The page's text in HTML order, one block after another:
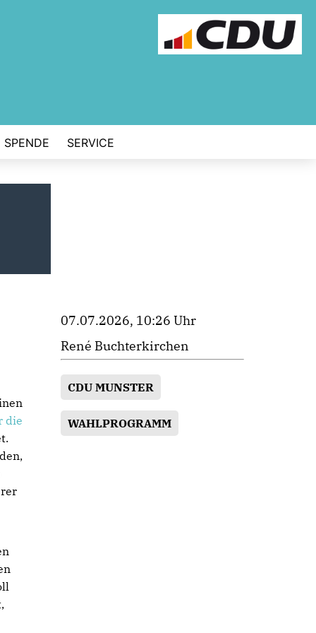
SPENDE SERVICE
die
07.07.2026, 10:26 Uhr
René Buchterkirchen
CDU MUNSTER
WAHLPROGRAMM